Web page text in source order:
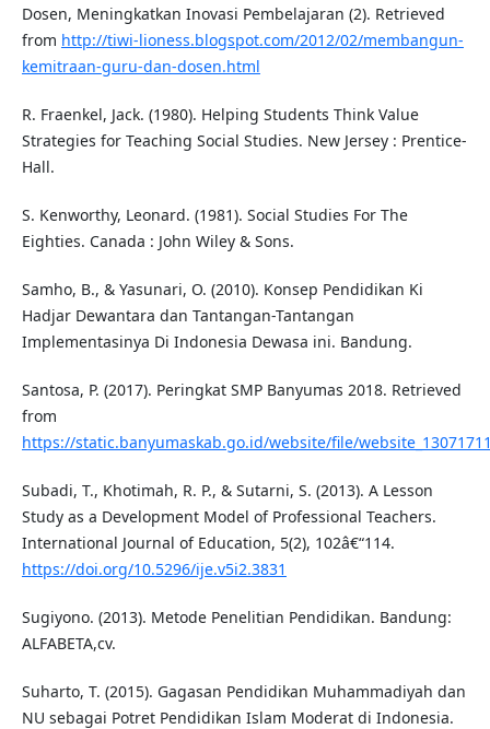
Dosen, Meningkatkan Inovasi Pembelajaran (2). Retrieved
from http://tiwi-lioness.blogspot.com/2012/02/membangun-
kemitraan-guru-dan-dosen.html
R. Fraenkel, Jack. (1980). Helping Students Think Value
Strategies for Teaching Social Studies. New Jersey : Prentice-
Hall.
S. Kenworthy, Leonard. (1981). Social Studies For The
Eighties. Canada : John Wiley & Sons.
Samho, B., & Yasunari, O. (2010). Konsep Pendidikan Ki
Hadjar Dewantara dan Tantangan-Tantangan
Implementasinya Di Indonesia Dewasa ini. Bandung.
Santosa, P. (2017). Peringkat SMP Banyumas 2018. Retrieved
from
https://static.banyumaskab.go.id/website/file/
Subadi, T., Khotimah, R. P., & Sutarni, S. (2013). A Lesson
Study as a Development Model of Professional Teachers.
International Journal of Education, 5(2), 102â€“114.
https://doi.org/10.5296/ije.v5i2.3831
Sugiyono. (2013). Metode Penelitian Pendidikan. Bandung:
ALFABETA,cv.
Suharto, T. (2015). Gagasan Pendidikan Muhammadiyah dan
NU sebagai Potret Pendidikan Islam Moderat di Indonesia.